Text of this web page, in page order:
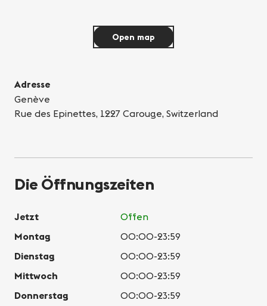
Adresse
Genève
Rue des Epinettes, 1227 Carouge, Switzerland
Open map
Die Öffnungszeiten
Jetzt
Offen
Montag
00:00-23:59
Dienstag
00:00-23:59
Mittwoch
00:00-23:59
Donnerstag
00:00-23:59